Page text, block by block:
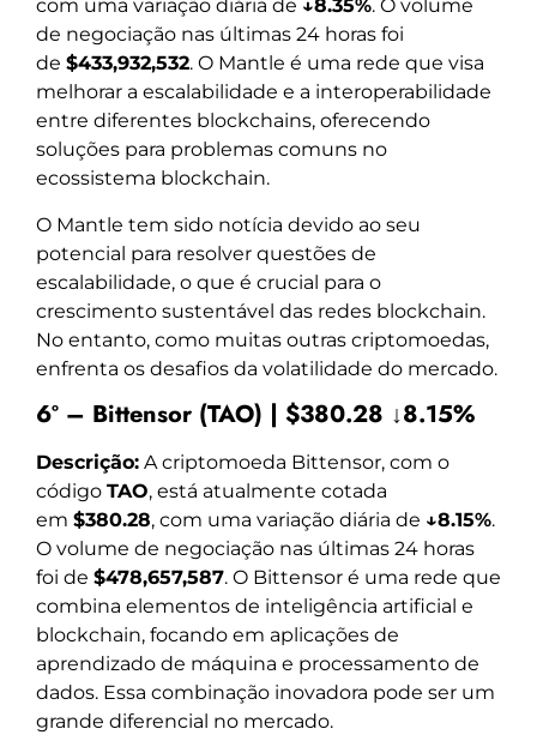
com uma variação diária de ↓8.35%. O volume
de negociação nas últimas 24 horas foi
de $433,932,532. O Mantle é uma rede que visa
melhorar a escalabilidade e a interoperabilidade
entre diferentes blockchains, oferecendo
soluções para problemas comuns no
ecossistema blockchain.
O Mantle tem sido notícia devido ao seu
potencial para resolver questões de
escalabilidade, o que é crucial para o
crescimento sustentável das redes blockchain.
No entanto, como muitas outras criptomoedas,
enfrenta os desafios da volatilidade do mercado.
6º – Bittensor (TAO) | $380.28 ↓8.15%
Descrição: A criptomoeda Bittensor, com o
código TAO, está atualmente cotada
em $380.28, com uma variação diária de ↓8.15%.
O volume de negociação nas últimas 24 horas
foi de $478,657,587. O Bittensor é uma rede que
combina elementos de inteligência artificial e
blockchain, focando em aplicações de
aprendizado de máquina e processamento de
dados. Essa combinação inovadora pode ser um
grande diferencial no mercado.